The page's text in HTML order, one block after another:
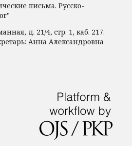
письма. Русско-
д. 21/4, стр. 1, каб. 217.
Анна Александровна